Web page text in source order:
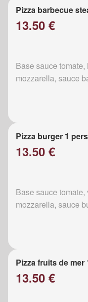
Pizza barbecue
13.50 €
Base sauce
mozzarella, sauce
Pizza burger 1 pers
13.50 €
Base sauce
mozzarella, sauce
Pizza fruits de mer
13.50 €